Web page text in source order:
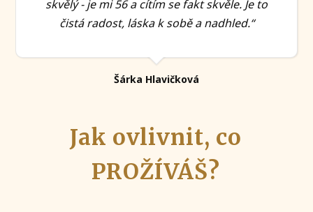
skvělý - je mi 56 a cítím se fakt skvěle. Je to
čistá radost, láska k sobě a nadhled.“
Šárka Hlavičková
Jak ovlivnit, co
PROŽÍVÁŠ?